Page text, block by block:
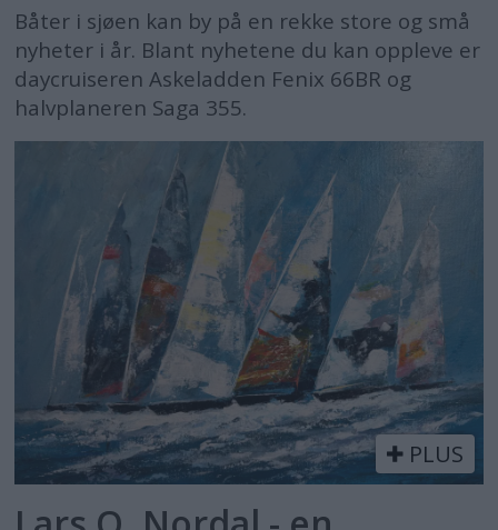
Båter i sjøen kan by på en rekke store og små
nyheter i år. Blant nyhetene du kan oppleve er
daycruiseren Askeladden Fenix 66BR og
halvplaneren Saga 355.
PLUS